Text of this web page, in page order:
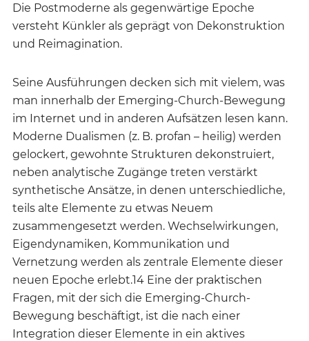
Die Postmoderne als gegenwärtige Epoche
versteht Künkler als geprägt von Dekonstruktion
und Reimagination.
Seine Ausführungen decken sich mit vielem, was
man innerhalb der Emerging-Church-Bewegung
im Internet und in anderen Aufsätzen lesen kann.
Moderne Dualismen (z. B. profan – heilig) werden
gelockert, gewohnte Strukturen dekonstruiert,
neben analytische Zugänge treten verstärkt
synthetische Ansätze, in denen unterschiedliche,
teils alte Elemente zu etwas Neuem
zusammengesetzt werden. Wechselwirkungen,
Eigendynamiken, Kommunikation und
Vernetzung werden als zentrale Elemente dieser
neuen Epoche erlebt.14 Eine der praktischen
Fragen, mit der sich die Emerging-Church-
Bewegung beschäftigt, ist die nach einer
Integration dieser Elemente in ein aktives